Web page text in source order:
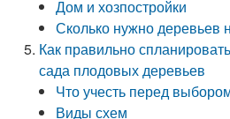
Дом и хозпостройки
Сколько нужно деревьев
Как правильно
сада плодовых деревьев
Что учесть перед
Виды схем